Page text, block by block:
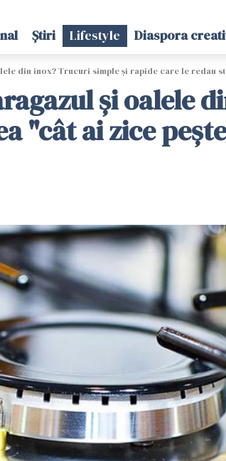
Știri Lifestyle Diaspora
din inox? Trucuri simple și rapide care le redau
și oalele
"cât ai zice